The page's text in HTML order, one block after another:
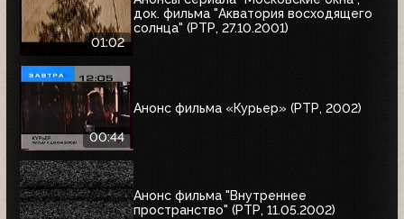
01:02
док. фильма "Акватория восходящего
солнца" (РТР, 27.10.2001)
00:44
Анонс фильма «Курьер» (РТР, 2002)
Анонс фильма "Внутреннее
пространство" (РТР, 11.05.2002)